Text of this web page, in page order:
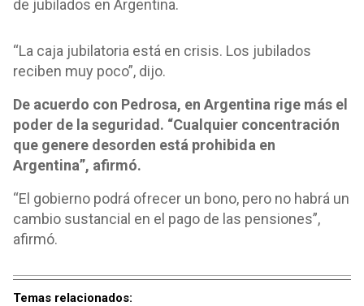
de jubilados en Argentina.
“La caja jubilatoria está en crisis. Los jubilados
reciben muy poco”, dijo.
De acuerdo con Pedrosa, en Argentina rige más el
poder de la seguridad. “Cualquier concentración
que genere desorden está prohibida en
Argentina”, afirmó.
“El gobierno podrá ofrecer un bono, pero no habrá un
cambio sustancial en el pago de las pensiones”,
afirmó.
Temas relacionados: